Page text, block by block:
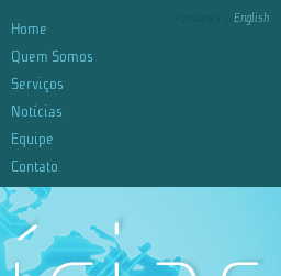
English
Home
Quem Somos
Serviços
Notícias
Equipe
Contato